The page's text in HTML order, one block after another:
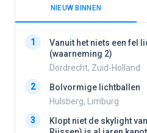
NIEUW BINNEN
1
Vanuit het niets een fel
(waarneming 2)
Dordrecht, Zuid-Holland
2
Bolvormige lichtballen
Hulsberg, Limburg
3
Klopt niet de skylight